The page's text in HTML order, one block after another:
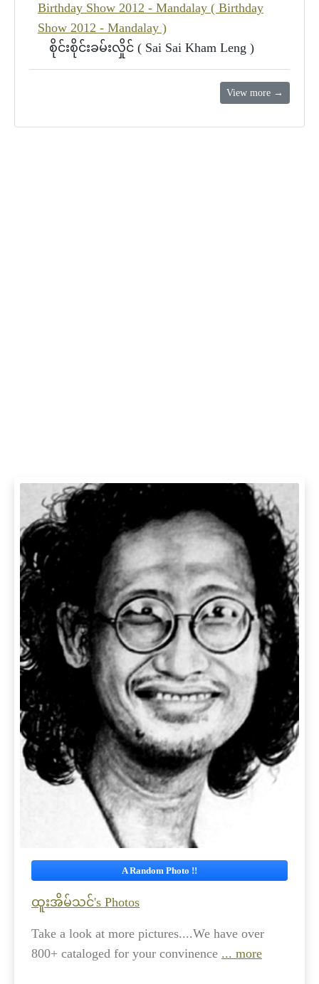
Birthday Show 2012 - Mandalay ( Birthday
Show 2012 - Mandalay )
စိုင်းစိုင်းခမ်းလှိုင် ( Sai Sai Kham Leng )
View more →
A Random Photo !!
ထူးအိမ်သင်'s Photos
Take a look at more pictures....We have over
800+ cataloged for your convinence ... more